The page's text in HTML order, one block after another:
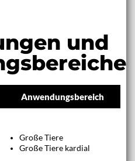
und
Anwendungsbereich
Große Tiere
Große Tiere kardial